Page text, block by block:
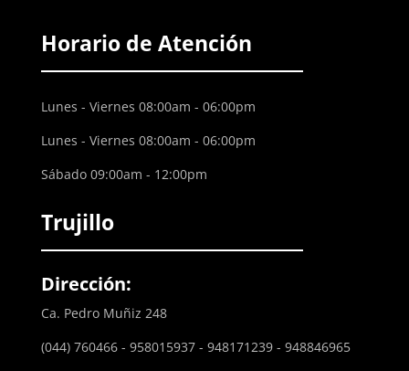
Horario de Atención
Lunes - Viernes 08:00am - 06:00pm
Lunes - Viernes 08:00am - 06:00pm
Sábado 09:00am - 12:00pm
Trujillo
Dirección:
Ca. Pedro Muñiz 248
(044) 760466 - 958015937 - 948171239 - 948846965